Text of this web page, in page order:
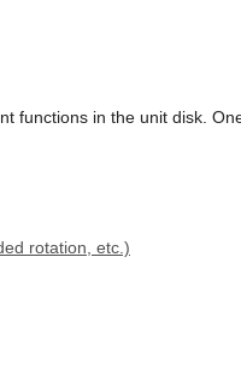
functions in the unit disk.
rotation, etc.)